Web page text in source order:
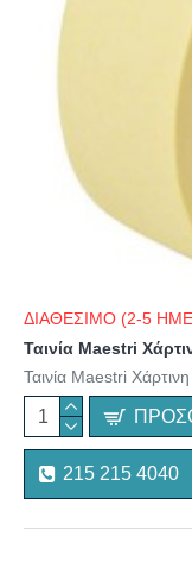
ΔΙΑΘΕΣΙΜΟ (2-5
Ταινία Maestri
Ταινία Maestri
215 215 4040